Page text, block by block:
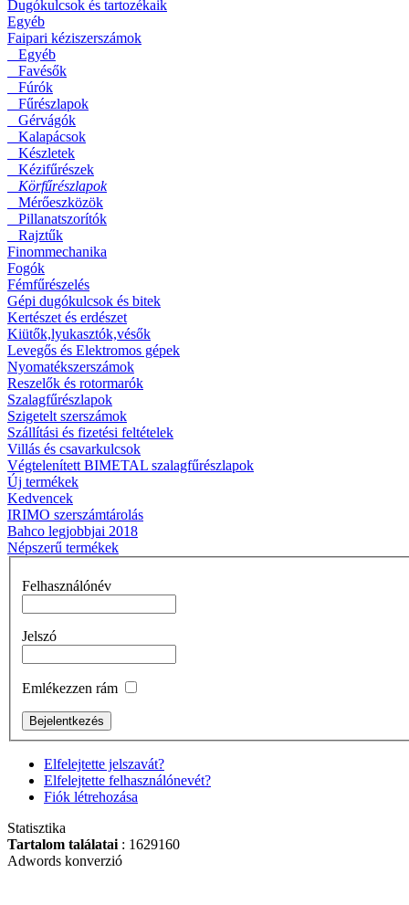
Dugókulcsok és tartozékaik
Egyéb
Faipari kéziszerszámok
Egyéb
Favésők
Fúrók
Fűrészlapok
Gérvágók
Kalapácsok
Készletek
Kézifűrészek
Körfűrészlapok
Mérőeszközök
Pillanatszorítók
Rajztűk
Finommechanika
Fogók
Fémfűrészelés
Gépi dugókulcsok és bitek
Kertészet és erdészet
Kiütők,lyukasztók,vésők
Levegős és Elektromos gépek
Nyomatékszerszámok
Reszelők és rotormarók
Szalagfűrészlapok
Szigetelt szerszámok
Szállítási és fizetési feltételek
Villás és csavarkulcsok
Végtelenített BIMETAL szalagfűrészlapok
Új termékek
Kedvencek
IRIMO szerszámtárolás
Bahco legjobbjai 2018
Népszerű termékek
Felhasználónév
Jelszó
Emlékezzen rám
Elfelejtette jelszavát?
Elfelejtette felhasználónevét?
Fiók létrehozása
Statisztika
Tartalom találatai : 1629160
Adwords konverzió
Szerszám- és